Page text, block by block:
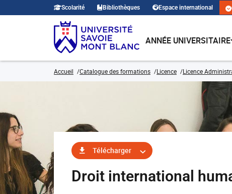
Scolarité Bibliothèques Espace international
ANNÉE UNIVERSITAIRE
Accueil Catalogue des formations Licence Licence
Télécharger
Droit international